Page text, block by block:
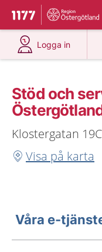
Till startsidan för
Du har valt
Logga in
på 1177.se
Stöd och
Klostergatan
Visa på karta
Våra e-